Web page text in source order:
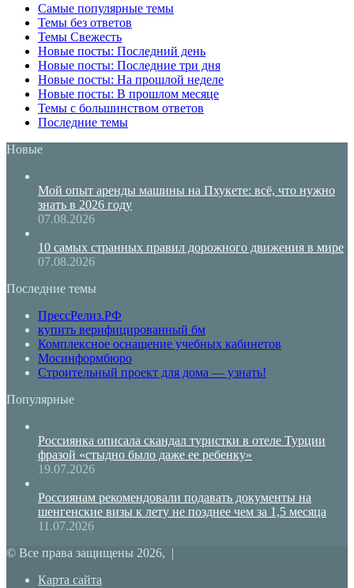
Самые популярные темы
Темы без ответов
Темы Свежесть
Новые посты: Последний день
Новые посты: Последние три дня
Новые посты: На прошлой неделе
Новые посты: В прошлом месяце
Темы с большинством ответов
Последние темы
Новые
Мой опыт аренды машины на Пхукете: всё, что нужно
знать в 2026 году
07.08.2026
10 самых странных правил дорожного движения в мире
07.08.2026
Последние темы
ПрессРелиз.РФ
купить верифицированный бм
Комплексное оснащение учебных кабинетов
Мосинформбюро
Строительный проект для дома — узнать!
Популярные
Россиянка описала скандал туристки в отеле Турции
фразой «стыдно было даже ее ребенку»
19.07.2026
Россиянам рекомендовали подавать документы на
шенгенские визы к лету не позднее чем за 1,5 месяца
11.07.2026
© Все права защищены 2026, |
Карта сайта